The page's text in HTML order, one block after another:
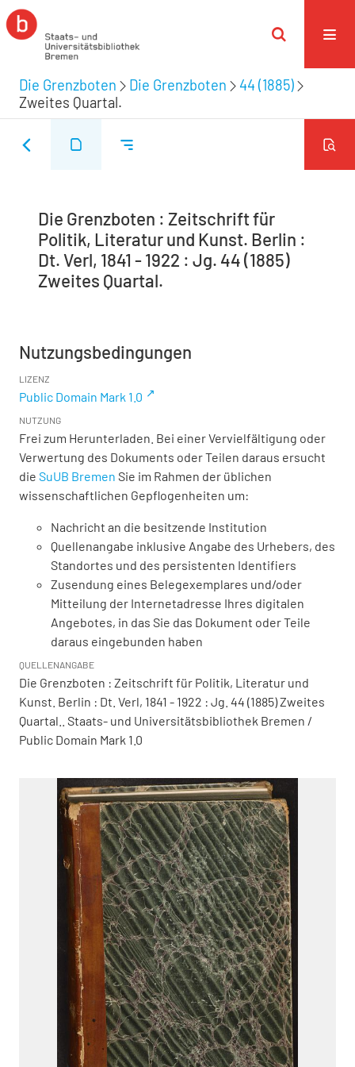
Die Grenzboten Die Grenzboten
44 (1885)
Zweites Quartal.
Die Grenzboten : Zeitschrift für
Politik, Literatur und Kunst. Berlin :
Dt. Verl, 1841 - 1922 : Jg. 44 (1885)
Zweites Quartal.
Nutzungsbedingungen
LIZENZ
Public Domain Mark 1.0
NUTZUNG
Frei zum Herunterladen. Bei einer Vervielfältigung oder
Verwertung des Dokuments oder Teilen daraus ersucht
die SuUB Bremen Sie im Rahmen der üblichen
wissenschaftlichen Gepflogenheiten um:
Nachricht an die besitzende Institution
Quellenangabe inklusive Angabe des Urhebers, des
Standortes und des persistenten Identifiers
Zusendung eines Belegexemplares und/oder
Mitteilung der Internetadresse Ihres digitalen
Angebotes, in das Sie das Dokument oder Teile
daraus eingebunden haben
QUELLENANGABE
Die Grenzboten : Zeitschrift für Politik, Literatur und
Kunst. Berlin : Dt. Verl, 1841 - 1922 : Jg. 44 (1885) Zweites
Quartal.. Staats- und Universitätsbibliothek Bremen /
Public Domain Mark 1.0